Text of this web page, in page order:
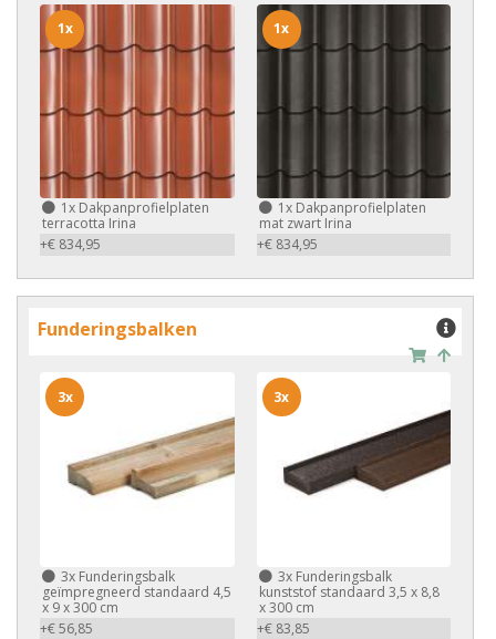
1x Dakpanprofielplaten
terracotta Irina
+€ 834,95
1x
1xDakpanprofielplaten
mat zwart Irina
+€ 834,95
1x
Funderingsbalken
3x Funderingsbalk
geïmpregneerd standaard 4,5
x 9 x 300 cm
+€ 56,85
3x
3xFunderingsbalk
kunststof standaard 3,5 x 8,8
x 300 cm
+€ 83,85
3x